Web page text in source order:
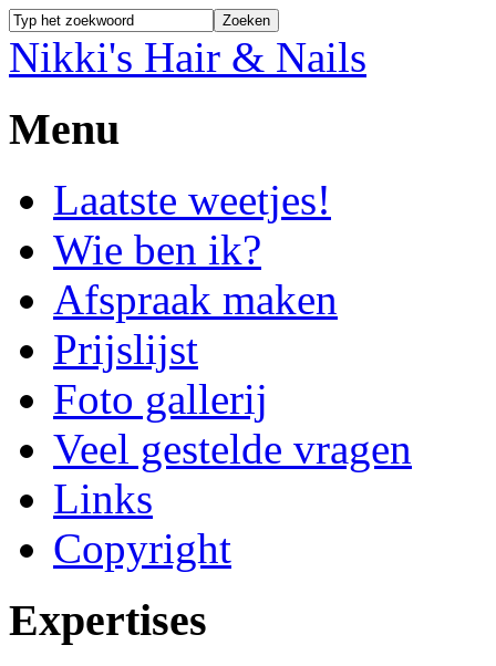
Nikki's Hair & Nails
Menu
Laatste weetjes!
Wie ben ik?
Afspraak maken
Prijslijst
Foto gallerij
Veel gestelde vragen
Links
Copyright
Expertises